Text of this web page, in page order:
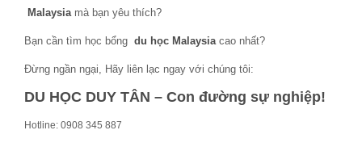
Malaysiamà bạn yêu thích?
Bạn cần tìm học bổng du học Malaysiacao nhất?
Đừng ngần ngại, Hãy liên lạc ngay với chúng tôi:
DU HỌC DUY TÂN – Con đường sự nghiệp!
Hotline: 0908 345 887